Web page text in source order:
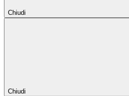
Chiudi
Chiudi